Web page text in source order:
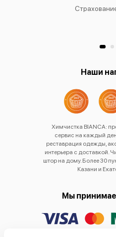
Наши
Химчистка BIANCA:
сервис на каждый
реставрация одежды,
интерьера с доставкой.
штор на дому. Более 30
Казани и
Мы